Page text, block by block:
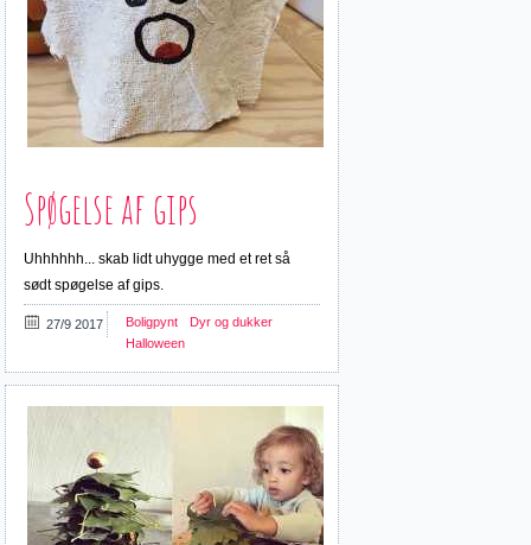
Spøgelse af gips
Uhhhhhh... skab lidt uhygge med et ret så
sødt spøgelse af gips.
27/9 2017 Boligpynt
Dyr og dukker
Halloween